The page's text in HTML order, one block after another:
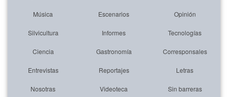
Música Escenarios Opinión
Silvicultura Informes Tecnologías
Ciencia Gastronomía Corresponsales
Entrevistas Reportajes Letras
Nosotras Videoteca Sin barreras